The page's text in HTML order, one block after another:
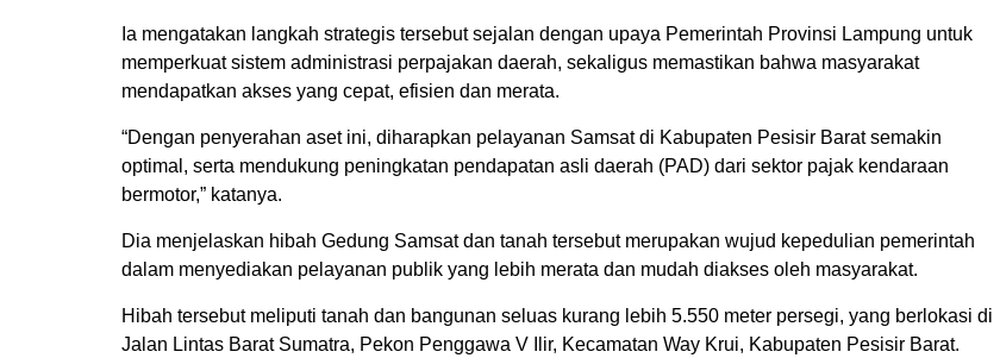
Ia mengatakan langkah strategis tersebut sejalan dengan upaya Pemerintah Provinsi Lampung untuk
memperkuat sistem administrasi perpajakan daerah, sekaligus memastikan bahwa masyarakat
mendapatkan akses yang cepat, efisien dan merata.
“Dengan penyerahan aset ini, diharapkan pelayanan Samsat di Kabupaten Pesisir Barat semakin
optimal, serta mendukung peningkatan pendapatan asli daerah (PAD) dari sektor pajak kendaraan
bermotor,” katanya.
Dia menjelaskan hibah Gedung Samsat dan tanah tersebut merupakan wujud kepedulian pemerintah
dalam menyediakan pelayanan publik yang lebih merata dan mudah diakses oleh masyarakat.
Hibah tersebut meliputi tanah dan bangunan seluas kurang lebih 5.550 meter persegi, yang berlokasi di
Jalan Lintas Barat Sumatra, Pekon Penggawa V Ilir, Kecamatan Way Krui, Kabupaten Pesisir Barat.